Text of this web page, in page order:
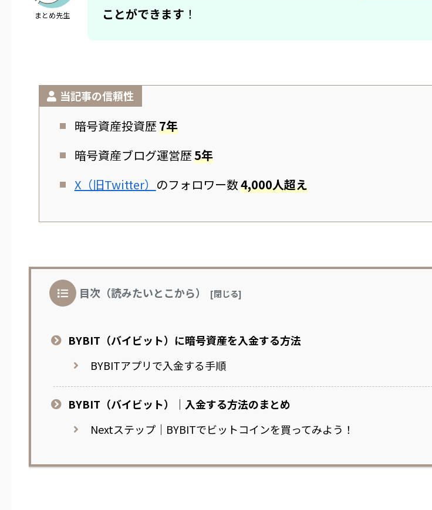
まとめ先生
ことができます ！
当記事の信頼性
暗号資産投資歴7年
暗号資産ブログ運営歴5年
X（旧Twitter） のフォロワー数4,000人超え
目次（読みたいとこから）
BYBIT（バイビット）に暗号資産を入金する方法
BYBITアプリで入金する手順
BYBIT（バイビット）｜入金する方法のまとめ
Nextステップ｜BYBITでビットコインを買ってみよう！